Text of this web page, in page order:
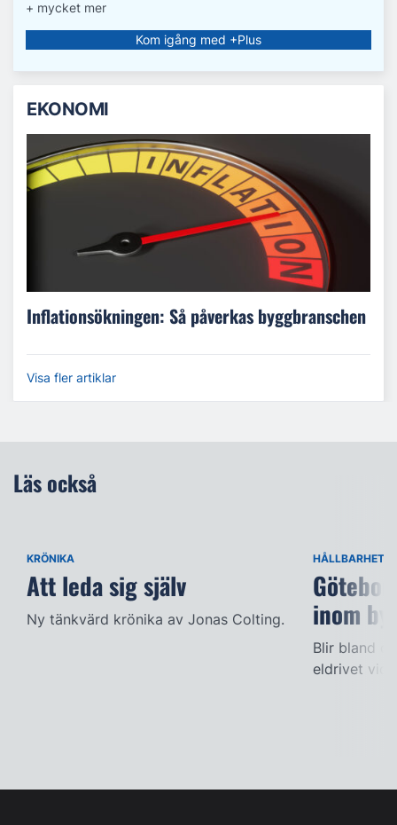
+ mycket mer
Kom igång med +Plus
EKONOMI
Inflationsökningen: Så påverkas byggbranschen
Visa fler artiklar
Läs också
KRÖNIKA
Att leda sig själv
Ny tänkvärd krönika av Jonas Colting.
HÅLLBARHET
inom
Blir bland
eldrivet vid